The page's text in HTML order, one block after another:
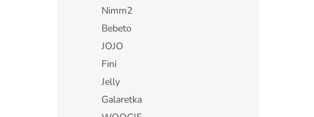
Nimm2
Bebeto
JOJO
Fini
Jelly
Galaretka